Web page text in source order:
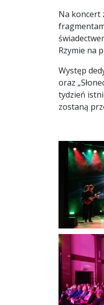
Na koncert
Rzymie na
Występ
oraz
tydzień
zostaną